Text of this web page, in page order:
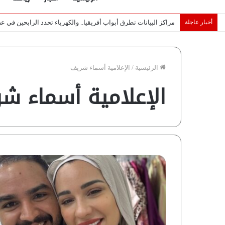
أخبار عاجلة مراكز البيانات تطرق أبواب أفريقيا.. والكهرباء تحدد الرابحين
الرئيسية / الإعلامية أسماء شريف
الإعلامية أسماء